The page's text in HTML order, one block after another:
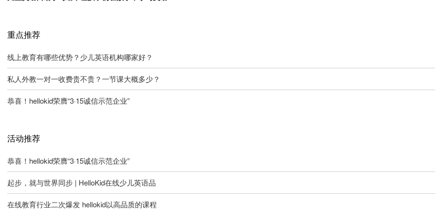
重点推荐
线上教育有哪些优势？少儿英语机构哪家好？
私人外教一对一收费贵不贵？一节课大概多少？
恭喜！hellokid荣膺“3·15诚信示范企业”
活动推荐
恭喜！hellokid荣膺“3·15诚信示范企业”
起步，就与世界同步 | HelloKid在线少儿英语品
在线教育行业二次爆发 hellokid以高品质的课程